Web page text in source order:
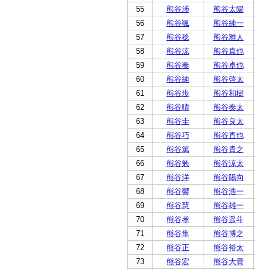
55
熊谷渉 熊谷太陽
56
熊谷颯 熊谷純一
57
熊谷稔 熊谷雅人
58
熊谷涼 熊谷真也
59
熊谷奏 熊谷卓也
60
熊谷純 熊谷啓太
61
熊谷歩 熊谷和樹
62
熊谷晴 熊谷奏太
63
熊谷圭 熊谷良太
64
熊谷巧 熊谷直也
65
熊谷篤 熊谷貴之
66
熊谷勉 熊谷涼太
67
熊谷洋 熊谷陽向
68
熊谷響 熊谷浩一
69
熊谷慧 熊谷雄一
70
熊谷孝 熊谷遥斗
71
熊谷隼 熊谷博之
72
熊谷正 熊谷裕太
73
熊谷宏 熊谷大貴